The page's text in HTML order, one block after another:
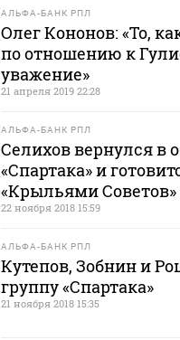
АЛЬФА-БАНК РПЛ
Олег Кононов: «То,
по отношению к
уважение»
21 апреля 2019 22:28
АЛЬФА-БАНК РПЛ
Селихов вернулся в
«Спартака» и
«Крыльями Советов»
22 ноября 2018 15:59
АЛЬФА-БАНК РПЛ
Кутепов, Зобнин и
группу «Спартака»
21 ноября 2018 15:35